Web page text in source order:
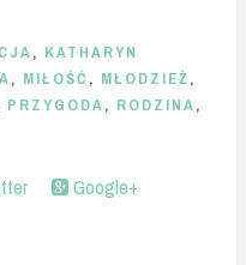
, KATHARYN
, MIŁOŚĆ , MŁODZIEŻ,
PRZYGODA, RODZINA,
Google+